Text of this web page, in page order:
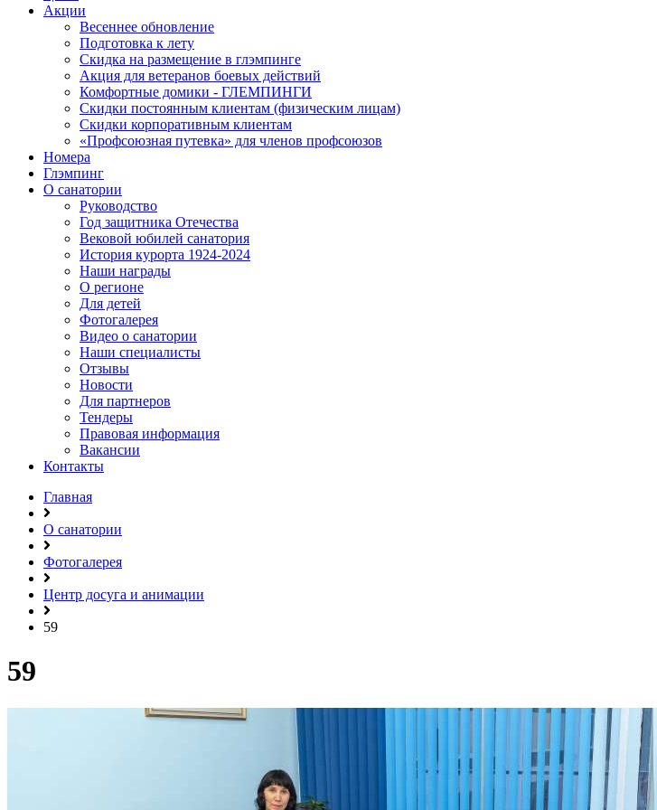
Акции
Весеннее обновление
Подготовка к лету
Скидка на размещение в глэмпинге
Акция для ветеранов боевых действий
Комфортные домики - ГЛЕМПИНГИ
Скидки постоянным клиентам (физическим лицам)
Скидки корпоративным клиентам
«Профсоюзная путевка» для членов профсоюзов
Номера
Глэмпинг
О санатории
Руководство
Год защитника Отечества
Вековой юбилей санатория
История курорта 1924-2024
Наши награды
О регионе
Для детей
Фотогалерея
Видео о санатории
Наши специалисты
Отзывы
Новости
Для партнеров
Тендеры
Правовая информация
Вакансии
Контакты
Главная
О санатории
Фотогалерея
Центр досуга и анимации
59
59